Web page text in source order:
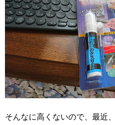
そんなに高くないので、最近